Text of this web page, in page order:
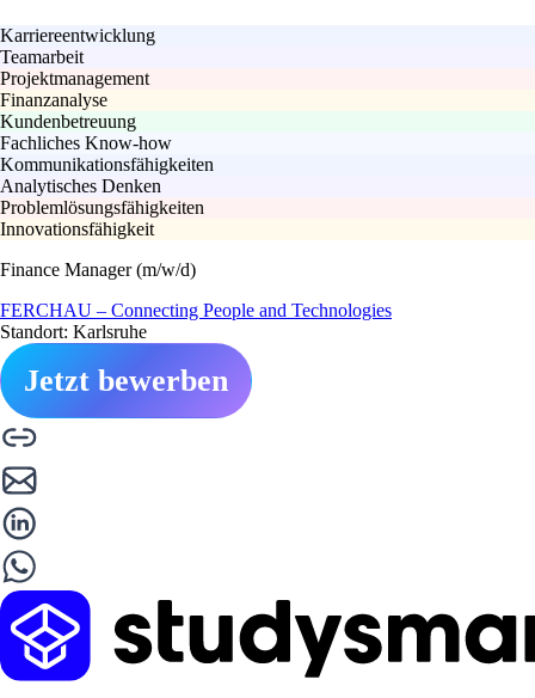
Karriereentwicklung
Teamarbeit
Projektmanagement
Finanzanalyse
Kundenbetreuung
Fachliches Know-how
Kommunikationsfähigkeiten
Analytisches Denken
Problemlösungsfähigkeiten
Innovationsfähigkeit
Finance Manager (m/w/d)
FERCHAU – Connecting People and Technologies
Standort: Karlsruhe
Jetzt bewerben